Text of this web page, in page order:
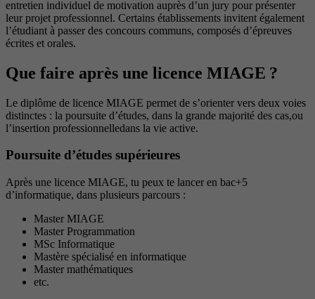
entretien individuel de motivation auprès d’un jury pour présenter
leur projet professionnel. Certains établissements invitent également
l’étudiant à passer des concours communs, composés d’épreuves
écrites et orales.
Que faire après une licence MIAGE ?
Le diplôme de licence MIAGE permet de s’orienter vers deux voies
distinctes : la poursuite d’études, dans la grande majorité des cas,ou
l’insertion professionnelledans la vie active.
Poursuite d’études supérieures
Après une licence MIAGE, tu peux te lancer en bac+5
d’informatique, dans plusieurs parcours :
Master MIAGE
Master Programmation
MSc Informatique
Mastère spécialisé en informatique
Master mathématiques
etc.